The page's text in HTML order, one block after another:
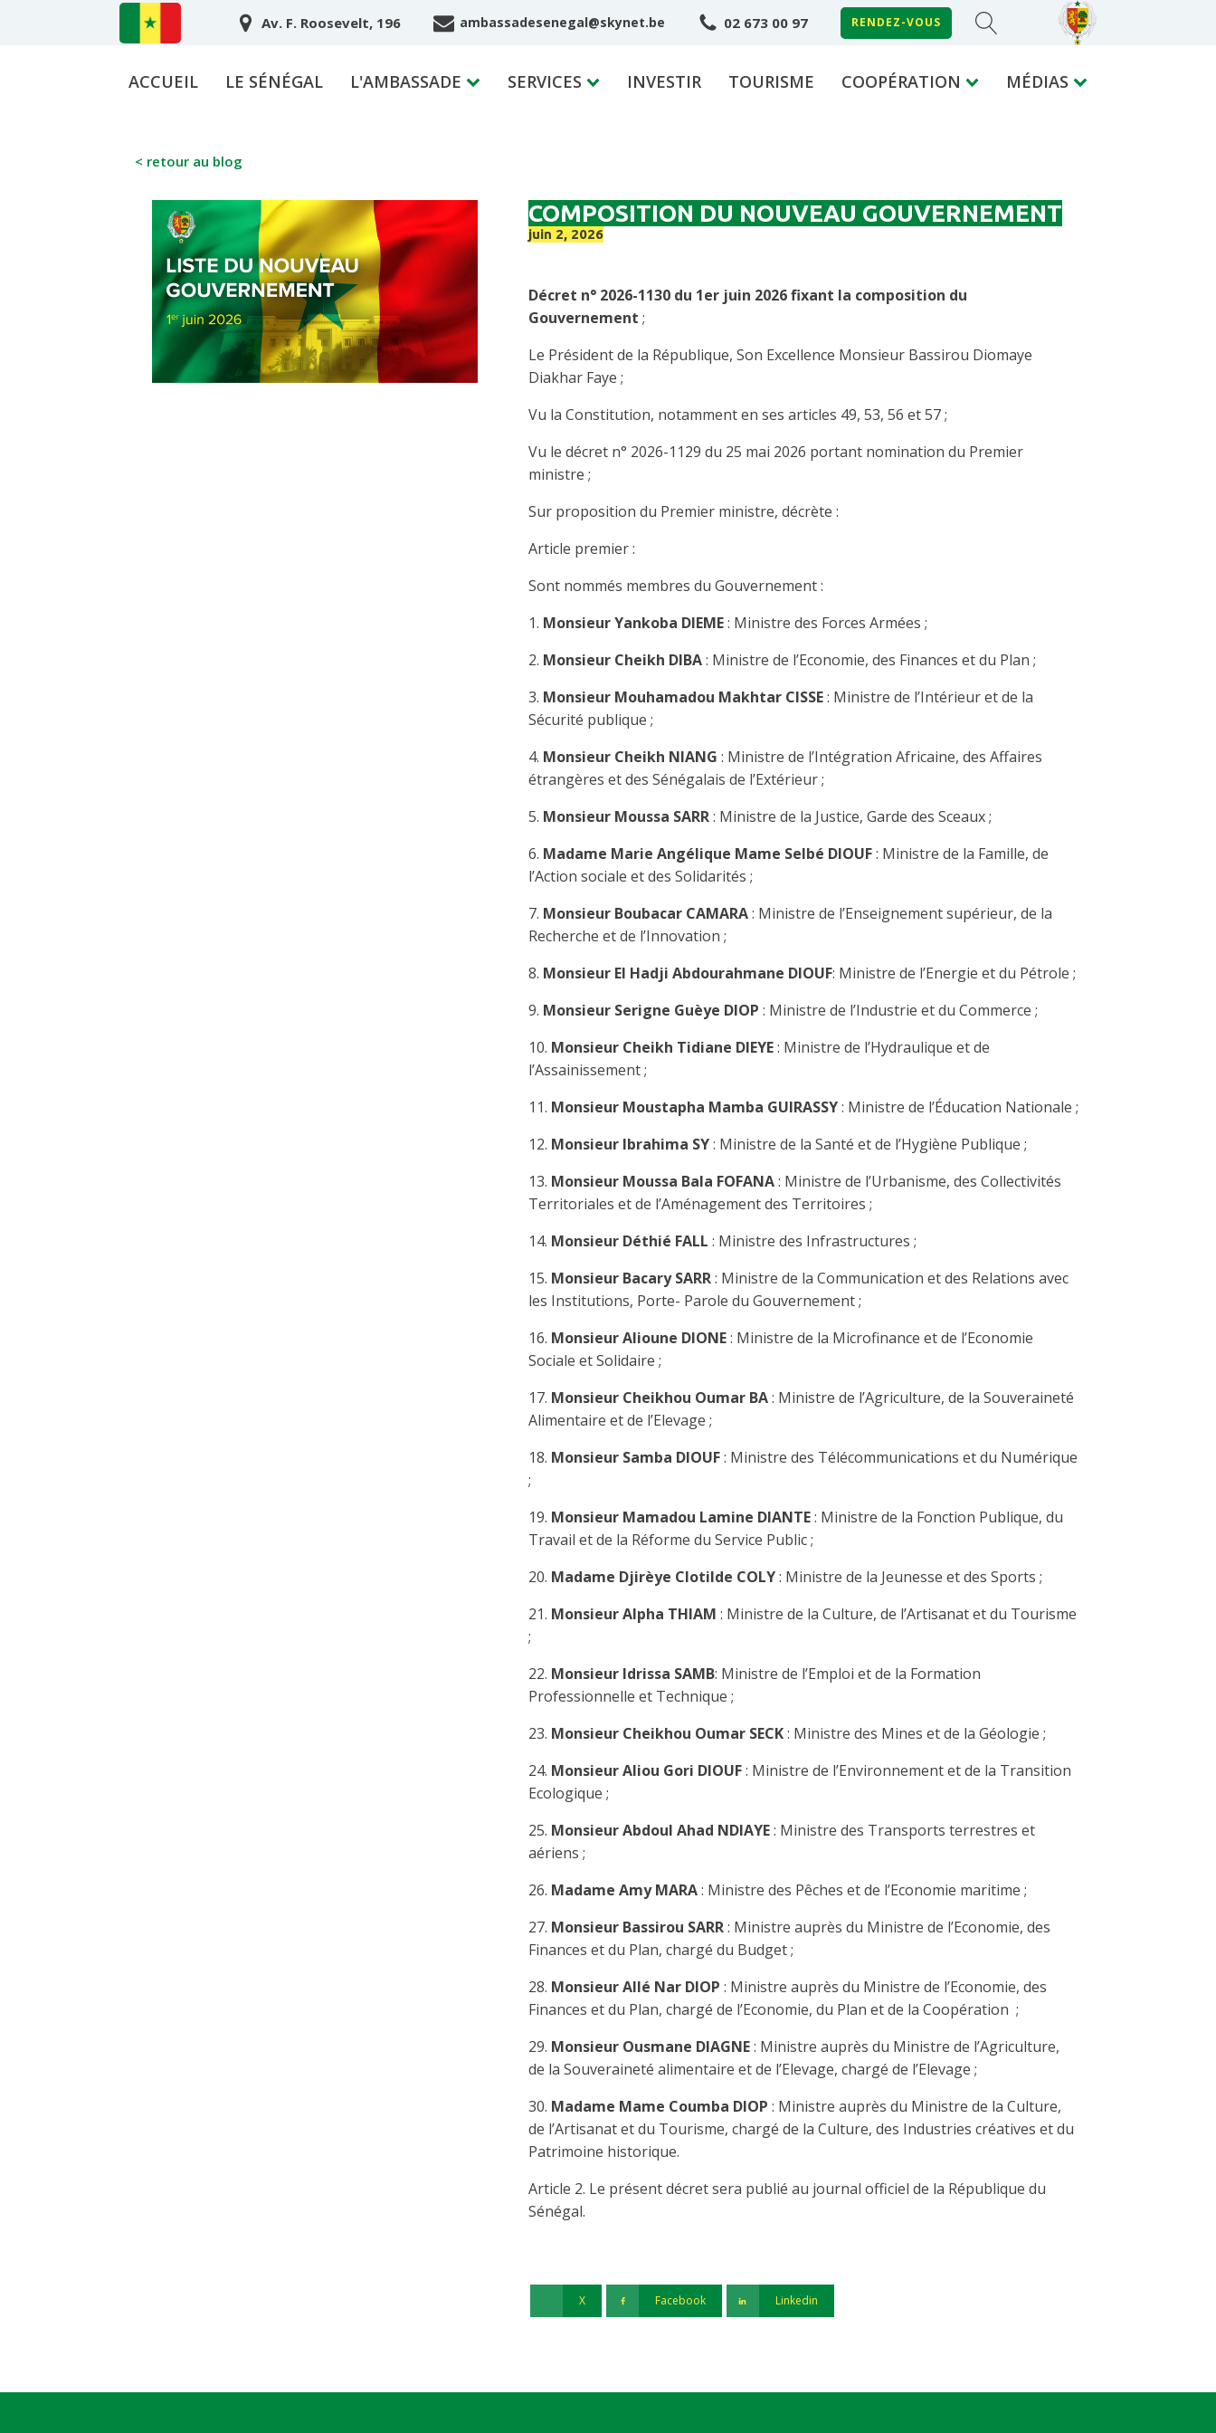
Av. F. Roosevelt, 196 ambassadesenegal@skynet.be 02 673 00 97 RENDEZ-VOUS
ACCUEIL LE SÉNÉGAL L'AMBASSADE SERVICES INVESTIR TOURISME COOPÉRATION MÉDIAS
< retour au blog
COMPOSITION DU NOUVEAU GOUVERNEMENT
juin 2, 2026
Décret n° 2026-1130 du 1er juin 2026fixant la composition du
Gouvernement ;
Le Président de la République, Son Excellence Monsieur Bassirou Diomaye
Diakhar Faye ;
Vu la Constitution, notamment en ses articles 49, 53, 56 et 57 ;
Vu le décret n° 2026-1129 du 25 mai 2026 portant nomination du Premier
ministre ;
Sur proposition du Premier ministre, décrète :
Article premier :
Sont nommés membres du Gouvernement :
1. Monsieur Yankoba DIEME: Ministre des Forces Armées ;
2. Monsieur Cheikh DIBA: Ministre de l’Economie, des Finances et du Plan ;
3. Monsieur Mouhamadou Makhtar CISSE: Ministre de l’Intérieur et de la
Sécurité publique ;
4. Monsieur Cheikh NIANG : Ministre de l’Intégration Africaine, des Affaires
étrangères et des Sénégalais de l’Extérieur ;
5. Monsieur Moussa SARR: Ministre de la Justice, Garde des Sceaux ;
6. Madame Marie Angélique Mame Selbé DIOUF: Ministre de la Famille, de
l’Action sociale et des Solidarités ;
7. Monsieur Boubacar CAMARA: Ministre de l’Enseignement supérieur, de la
Recherche et de l’Innovation ;
8. Monsieur El Hadji Abdourahmane DIOUF: Ministre de l’Energie et du Pétrole ;
9. Monsieur Serigne Guèye DIOP : Ministre de l’Industrie et du Commerce ;
10. Monsieur Cheikh Tidiane DIEYE: Ministre de l’Hydraulique et de
l’Assainissement ;
11. Monsieur Moustapha Mamba GUIRASSY: Ministre de l’Éducation Nationale ;
12. Monsieur Ibrahima SY: Ministre de la Santé et de l’Hygiène Publique ;
13. Monsieur Moussa Bala FOFANA: Ministre de l’Urbanisme, des Collectivités
Territoriales et de l’Aménagement des Territoires ;
14. Monsieur Déthié FALL : Ministre des Infrastructures ;
15. Monsieur Bacary SARR: Ministre de la Communication et des Relations avec
les Institutions, Porte- Parole du Gouvernement ;
16. Monsieur Alioune DIONE: Ministre de la Microfinance et de l’Economie
Sociale et Solidaire ;
17. Monsieur Cheikhou Oumar BA: Ministre de l’Agriculture, de la Souveraineté
Alimentaire et de l’Elevage ;
18. Monsieur Samba DIOUF: Ministre des Télécommunications et du Numérique
;
19. Monsieur Mamadou Lamine DIANTE: Ministre de la Fonction Publique, du
Travail et de la Réforme du Service Public ;
20. Madame Djirèye Clotilde COLY: Ministre de la Jeunesse et des Sports ;
21. Monsieur Alpha THIAM : Ministre de la Culture, de l’Artisanat et du Tourisme
;
22. Monsieur Idrissa SAMB: Ministre de l’Emploi et de la Formation
Professionnelle et Technique ;
23. Monsieur Cheikhou Oumar SECK: Ministre des Mines et de la Géologie ;
24. Monsieur Aliou Gori DIOUF: Ministre de l’Environnement et de la Transition
Ecologique ;
25. Monsieur Abdoul Ahad NDIAYE: Ministre des Transports terrestres et
aériens ;
26. Madame Amy MARA: Ministre des Pêches et de l’Economie maritime ;
27. Monsieur Bassirou SARR: Ministre auprès du Ministre de l’Economie, des
Finances et du Plan, chargé du Budget ;
28. Monsieur Allé Nar DIOP : Ministre auprès du Ministre de l’Economie, des
Finances et du Plan, chargé de l’Economie, du Plan et de la Coopération ;
29. Monsieur Ousmane DIAGNE: Ministre auprès du Ministre de l’Agriculture,
de la Souveraineté alimentaire et de l’Elevage, chargé de l’Elevage ;
30. Madame Mame Coumba DIOP : Ministre auprès du Ministre de la Culture,
de l’Artisanat et du Tourisme, chargé de la Culture, des Industries créatives et du
Patrimoine historique.
Article 2. Le présent décret sera publié au journal officiel de la République du
Sénégal.
X Facebook Linkedin